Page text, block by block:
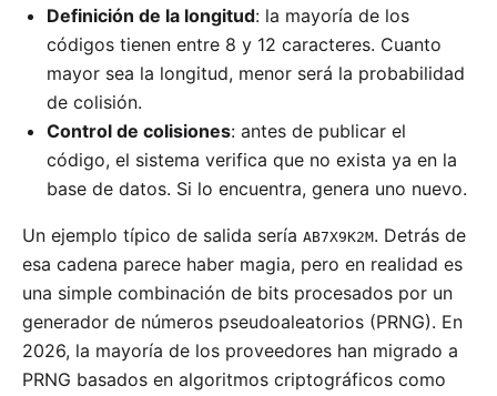
Definición de la longitud: la mayoría de los
códigos tienen entre 8 y 12 caracteres. Cuanto
mayor sea la longitud, menor será la probabilidad
de colisión.
Control de colisiones: antes de publicar el
código, el sistema verifica que no exista ya en la
base de datos. Si lo encuentra, genera uno nuevo.
Un ejemplo típico de salida sería AB7X9K2M. Detrás de
esa cadena parece haber magia, pero en realidad es
una simple combinación de bits procesados por un
generador de números pseudoaleatorios (PRNG). En
2026, la mayoría de los proveedores han migrado a
PRNG basados en algoritmos criptográficos como